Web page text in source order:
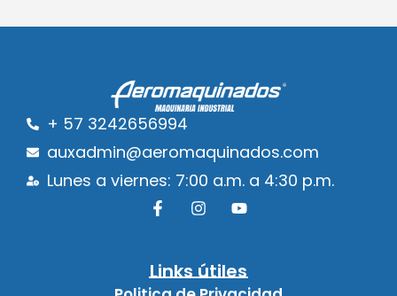
+ 57 3242656994
auxadmin@aeromaquinados.com
Lunes a viernes: 7:00 a.m. a 4:30 p.m.
Links útiles